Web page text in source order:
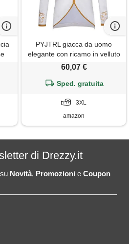
PYJTRL giacca da uomo
elegante con ricamo in velluto
nero e oro (white, 3xl)
60,07 €
Sped. gratuita
3XL
amazon
di Drezzy.it
Novità, Promozioni e Coupon